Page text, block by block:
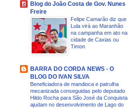
Blog do João Costa de Gov. Nunes
Freire
Felipe Camarão diz que
Lula virá ao Maranhão
na campanha em ato na
cidade de Caxias ou
Timon
BARRA DO CORDA NEWS - O
BLOG DO IVAN SILVA
Beneficiadora de mandioca e patrulha
mecanizada conseguidas pelo deputado
Hildo Rocha para São José da Conquista
ajudam no desenvolvimento de Lago do